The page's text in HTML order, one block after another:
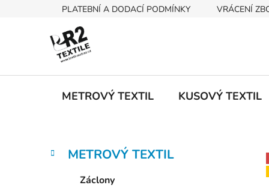
PLATEBNÍ A DODACÍ PODMÍNKY VRÁCENÍ
METROVÝ TEXTIL KUSOVÝ TEXTIL
PPřeskočit
kategorie
K
a
METROVÝ TEXTIL
Záclony